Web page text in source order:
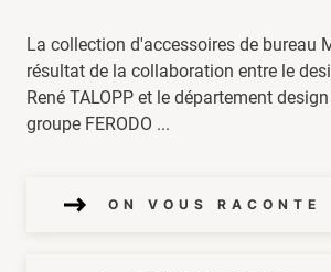
La collection d'accessoires de bureau
résultat de la collaboration entre le
René TALOPP et le département
groupe FERODO ...
ON VOUS RACONTE